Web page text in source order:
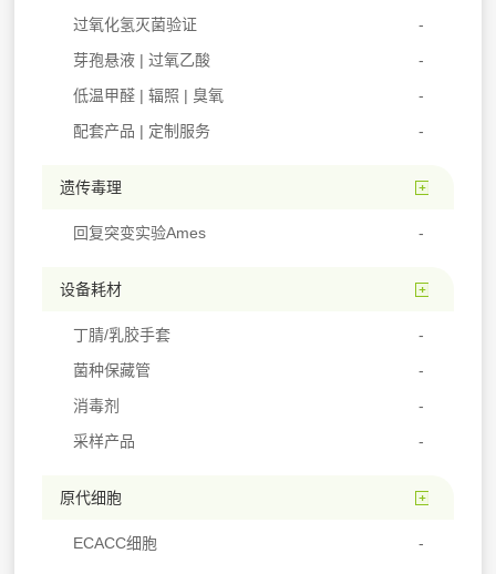
过氧化氢灭菌验证
芽孢悬液 | 过氧乙酸
低温甲醛 | 辐照 | 臭氧
配套产品 | 定制服务
遗传毒理
回复突变实验Ames
设备耗材
丁腈/乳胶手套
菌种保藏管
消毒剂
采样产品
原代细胞
ECACC细胞